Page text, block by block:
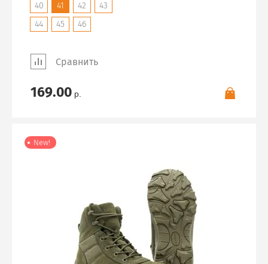
40 41 42
43
44
45 46
Сравнить
169.00 р.
New!